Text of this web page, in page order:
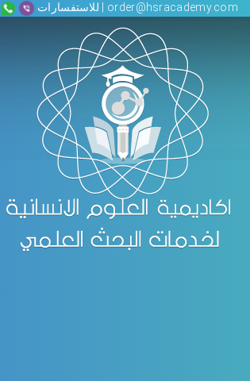
order@hsracademy.com | للاستفسارات